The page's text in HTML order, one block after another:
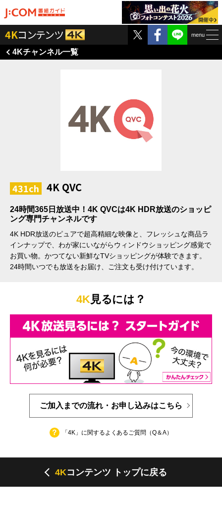
Twitter
Facebook
menu
4Kコンテンツ
4Kチャンネル一覧
431ch 4K QVC
24時間365日放送中！4K QVCは4K HDR放送のショッピ
ング専門チャンネルです
4K HDR放送のピュアで超高精細な映像と、フレッシュな商品ラ
インナップで、わが家にいながらウィンドウショッピング感覚で
お買い物。かつてない新鮮なTVショッピングが体験できます。
24時間いつでも放送をお届け、ご注文も受け付けています。
4K見るには？
ご加入までの流れ・お申し込みはこちら
「4K」に関するよくあるご質問（Q＆A）
4Kコンテンツ トップに戻る